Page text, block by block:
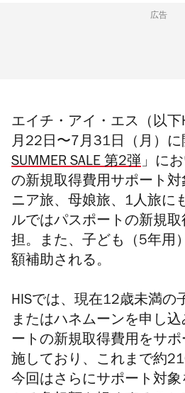
広告
エイチ・アイ・エス（以
月22日〜7月31日（月）に
SUMMER SALE 第2弾」に
の新規取得費用サポート
ニア旅、母娘旅、1人旅に
ルではパスポートの新規
担。また、子ども（5年用
額補助される。
HISでは、現在12歳未満の
またはハネムーンを申し
ートの新規取得費用をサ
施しており、これまで約
今回はさらにサポート対